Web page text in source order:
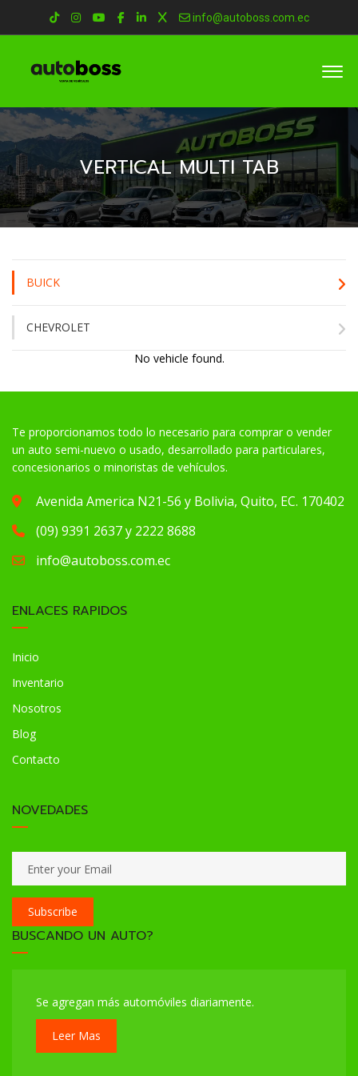
info@autoboss.com.ec
VERTICAL MULTI TAB
BUICK
CHEVROLET
No vehicle found.
Te proporcionamos todo lo necesario para comprar o vender
un auto semi-nuevo o usado, desarrollado para particulares,
concesionarios o minoristas de vehículos.
Avenida America N21-56 y Bolivia, Quito, EC. 170402
(09) 9391 2637 y 2222 8688
info@autoboss.com.ec
ENLACES RAPIDOS
Inicio
Inventario
Nosotros
Blog
Contacto
NOVEDADES
Subscribe
BUSCANDO UN AUTO?
Se agregan más automóviles diariamente.
Leer Mas